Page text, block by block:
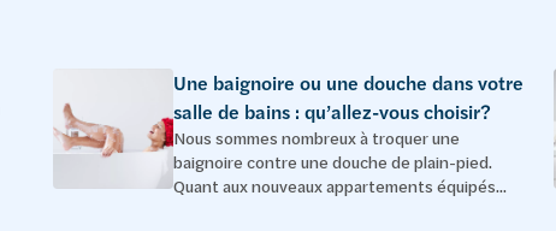
Une baignoire ou une douche dans votre
salle de bains : qu’allez-vous choisir?
Nous sommes nombreux à troquer une
baignoire contre une douche de plain-pied.
Quant aux nouveaux appartements équipés...